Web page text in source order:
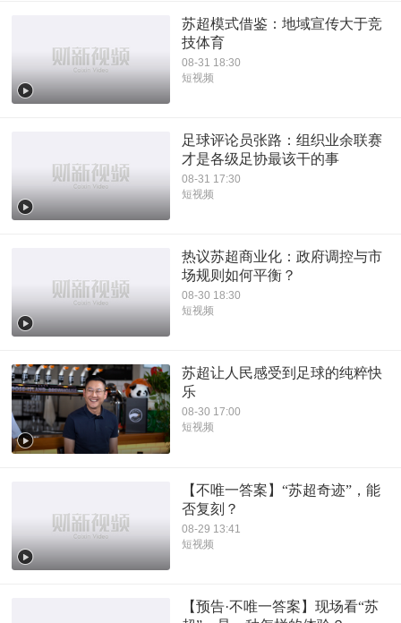
苏超模式借鉴：地域宣传大于竞
技体育
08-31 18:30
短视频
足球评论员张路：组织业余联赛
才是各级足协最该干的事
08-31 17:30
短视频
热议苏超商业化：政府调控与市
场规则如何平衡？
08-30 18:30
短视频
苏超让人民感受到足球的纯粹快
乐
08-30 17:00
短视频
【不唯一答案】“苏超奇迹”，能
否复刻？
08-29 13:41
短视频
【预告·不唯一答案】现场看“苏